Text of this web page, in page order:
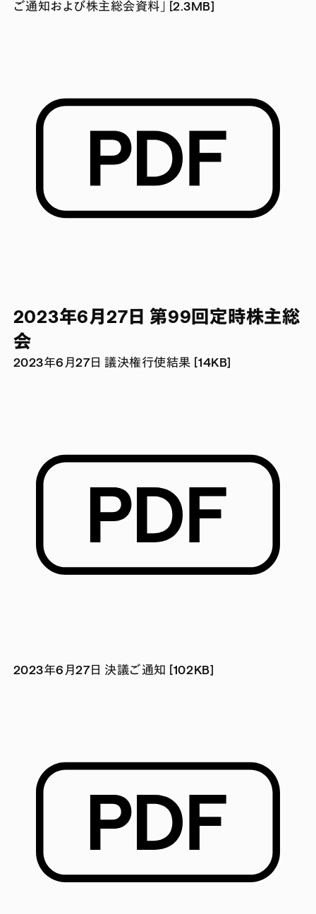
ご通知および株主総会資料」 [2.3MB]
2023年6月27日 第99回定時株主総
会
2023年6月27日 議決権行使結果 [14KB]
2023年6月27日 決議ご通知 [102KB]